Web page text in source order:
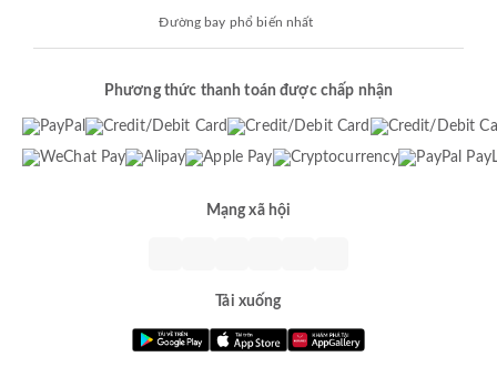
Đường bay phổ biến nhất
Phương thức thanh toán được chấp nhận
Mạng xã hội
Tải xuống